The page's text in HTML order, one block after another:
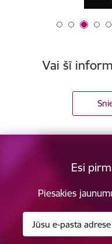
Vai šī
Esi
Piesakies